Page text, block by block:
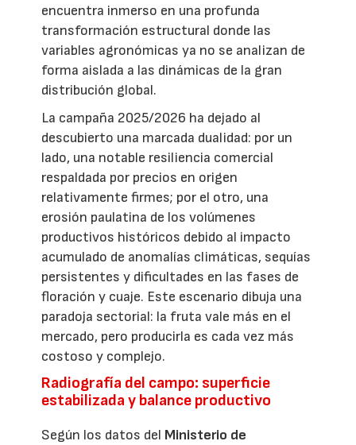
encuentra inmerso en una profunda
transformación estructural donde las
variables agronómicas ya no se analizan de
forma aislada a las dinámicas de la gran
distribución global.
La campaña 2025/2026 ha dejado al
descubierto una marcada dualidad: por un
lado, una notable resiliencia comercial
respaldada por precios en origen
relativamente firmes; por el otro, una
erosión paulatina de los volúmenes
productivos históricos debido al impacto
acumulado de anomalías climáticas, sequías
persistentes y dificultades en las fases de
floración y cuaje. Este escenario dibuja una
paradoja sectorial: la fruta vale más en el
mercado, pero producirla es cada vez más
costoso y complejo.
Radiografía del campo: superficie
estabilizada y balance productivo
Según los datos del Ministerio de